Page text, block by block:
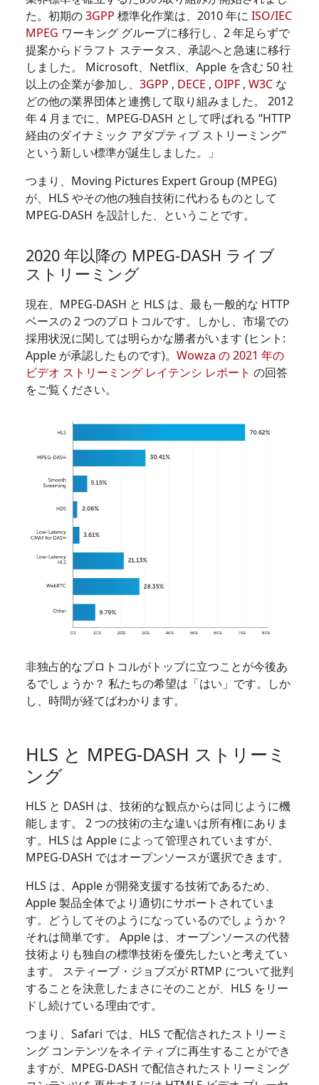
た。初期の3GPP 標準化作業は、2010 年に ISO/IEC
MPEG ワーキング グループに移行し、2 年足らずで
提案からドラフト ステータス、承認へと急速に移行
しました。 Microsoft、Netflix、Apple を含む 50 社
以上の企業が参加し、 3GPP , DECE , OIPF , W3C な
どの他の業界団体と連携して取り組みました。 2012
年 4 月までに、MPEG-DASH として呼ばれる “HTTP
経由のダイナミック アダプティブ ストリーミング”
という新しい標準が誕生しました。」
つまり、Moving Pictures Expert Group (MPEG)
が、HLS やその他の独自技術に代わるものとして
MPEG-DASH を設計した、ということです。
2020 年以降の MPEG-DASH ライブ
ストリーミング
現在、MPEG-DASH と HLS は、最も一般的な HTTP
ベースの 2 つのプロトコルです。しかし、市場での
採用状況に関しては明らかな勝者がいます (ヒント:
Apple が承認したものです)。 Wowza の 2021 年の
ビデオ ストリーミング レイテンシ レポート の回答
をご覧ください。
非独占的なプロトコルがトップに立つことが今後あ
るでしょうか？ 私たちの希望は「はい」です。しか
し、時間が経てばわかります。
HLS と MPEG-DASH ストリーミ
ング
HLS と DASH は、技術的な観点からは同じように機
能します。 2 つの技術の主な違いは所有権にありま
す。HLS は Apple によって管理されていますが、
MPEG-DASH ではオープンソースが選択できます。
HLS は、Apple が開発支援する技術であるため、
Apple 製品全体でより適切にサポートされていま
す。どうしてそのようになっているのでしょうか？
それは簡単です。 Apple は、オープンソースの代替
技術よりも独自の標準技術を優先したいと考えてい
ます。 スティーブ・ジョブズが RTMP について批判
することを決意したまさにそのことが、HLS をリー
ドし続けている理由です。
つまり、Safari では、HLS で配信されたストリーミ
ング コンテンツをネイティブに再生することができ
ますが、MPEG-DASH で配信されたストリーミング